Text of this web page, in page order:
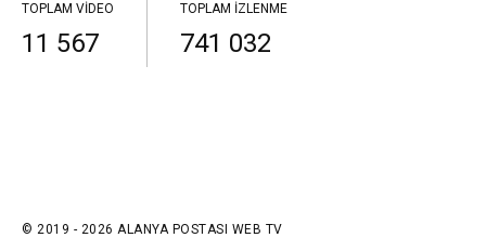
TOPLAM VIDEO
11 567
TOPLAM İZLENME
741 032
© 2019 - 2026 ALANYA POSTASI WEB TV